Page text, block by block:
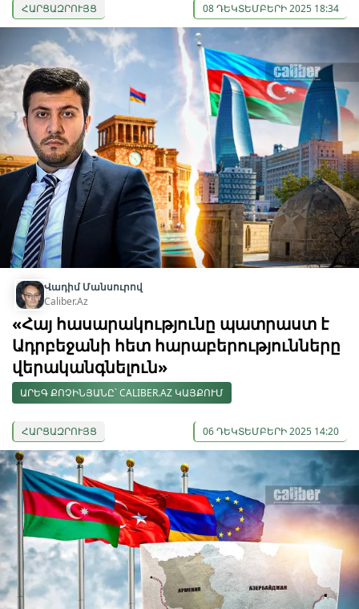
ՀԱՐՑԱԶՐՈՒՅՑ 08 ԴԵԿՏԵՄԲԵՐԻ 2025 18:34
Վադիմ Մանսուրով
Caliber.Az
«Հայ հասարակությունը պատրաստ է
Ադրբեջանի հետ հարաբերությունները
վերականգնելուն»
ԱՐԵԳ ՔՈՉԻՆՅԱՆԸ՝ CALIBER.AZ ԿԱՅՔՈՒՄ
ՀԱՐՑԱԶՐՈՒՅՑ 06 ԴԵԿՏԵՄԲԵՐԻ 2025 14:20